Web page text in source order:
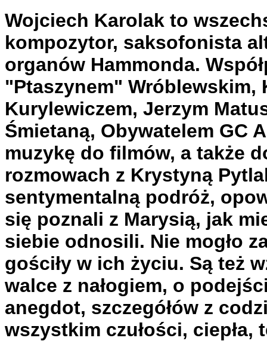
Wojciech Karolak to
kompozytor, saksofonista
organów Hammonda.
"Ptaszynem" Wróblewskim,
Kurylewiczem, Jerzym
Śmietaną, Obywatelem GC
muzykę do filmów, a także
rozmowach z Krystyną
sentymentalną podróż,
się poznali z Marysią, jak
siebie odnosili. Nie mogło
gościły w ich życiu. Są też
walce z nałogiem, o
anegdot, szczegółów z
wszystkim czułości, ciepła,